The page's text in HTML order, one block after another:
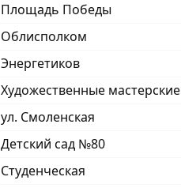
Площадь Победы
Облисполком
Энергетиков
Художественные мастерские
ул. Смоленская
Детский сад №80
Студенческая